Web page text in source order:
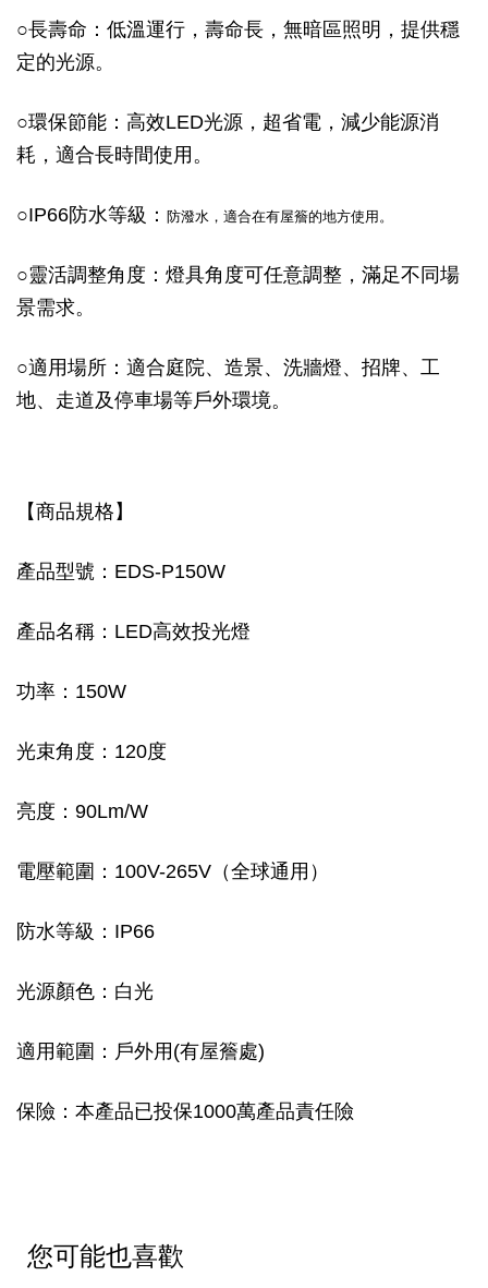
○長壽命：低溫運行，壽命長，無暗區照明，提供穩
定的光源。
○環保節能：高效LED光源，超省電，減少能源消
耗，適合長時間使用。
○IP66防水等級： 防潑水，適合在有屋簷的地方使用。
○靈活調整角度：燈具角度可任意調整，滿足不同場
景需求。
○適用場所：適合庭院、造景、洗牆燈、招牌、工
地、走道及停車場等戶外環境。
【商品規格】
產品型號：EDS-P150W
產品名稱：LED高效投光燈
功率：150W
光束角度：120度
亮度：90Lm/W
電壓範圍：100V-265V（全球通用）
防水等級：IP66
光源顏色：白光
適用範圍：戶外用(有屋簷處)
保險：本產品已投保1000萬產品責任險
您可能也喜歡